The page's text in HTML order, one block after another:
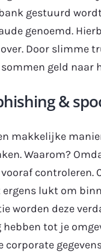
gestuurd
genoemd.
Door slimme
geld naar
&
makkelijke
Waarom?
controleren.
lukt om
worden deze
hebben tot je
corporate